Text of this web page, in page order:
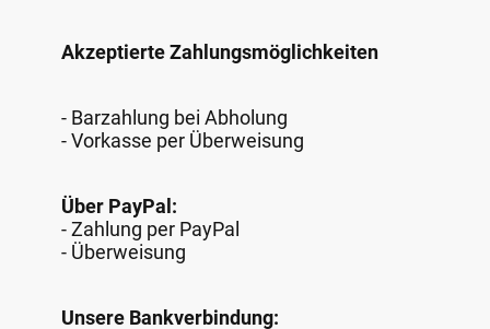
Akzeptierte Zahlungsmöglichkeiten
- Barzahlung bei Abholung
- Vorkasse per Überweisung
Über PayPal:
- Zahlung per PayPal
- Überweisung
Unsere Bankverbindung: